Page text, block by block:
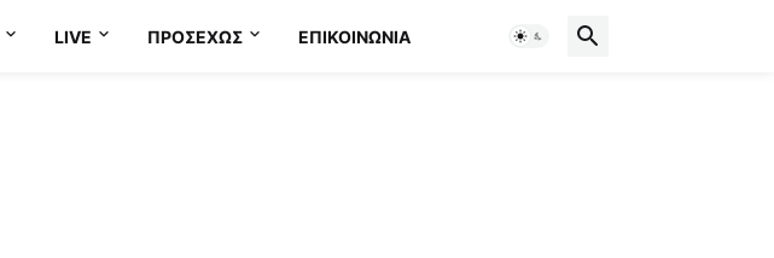
LIVE ΠΡΟΣΕΧΩΣ ΕΠΙΚΟΙΝΩΝΊΑ